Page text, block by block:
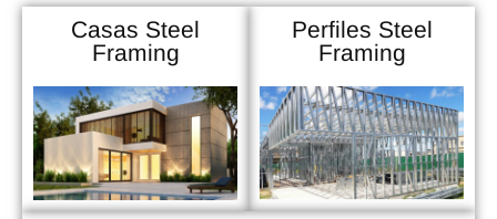
Casas Steel
Framing
Perfiles Steel
Framing